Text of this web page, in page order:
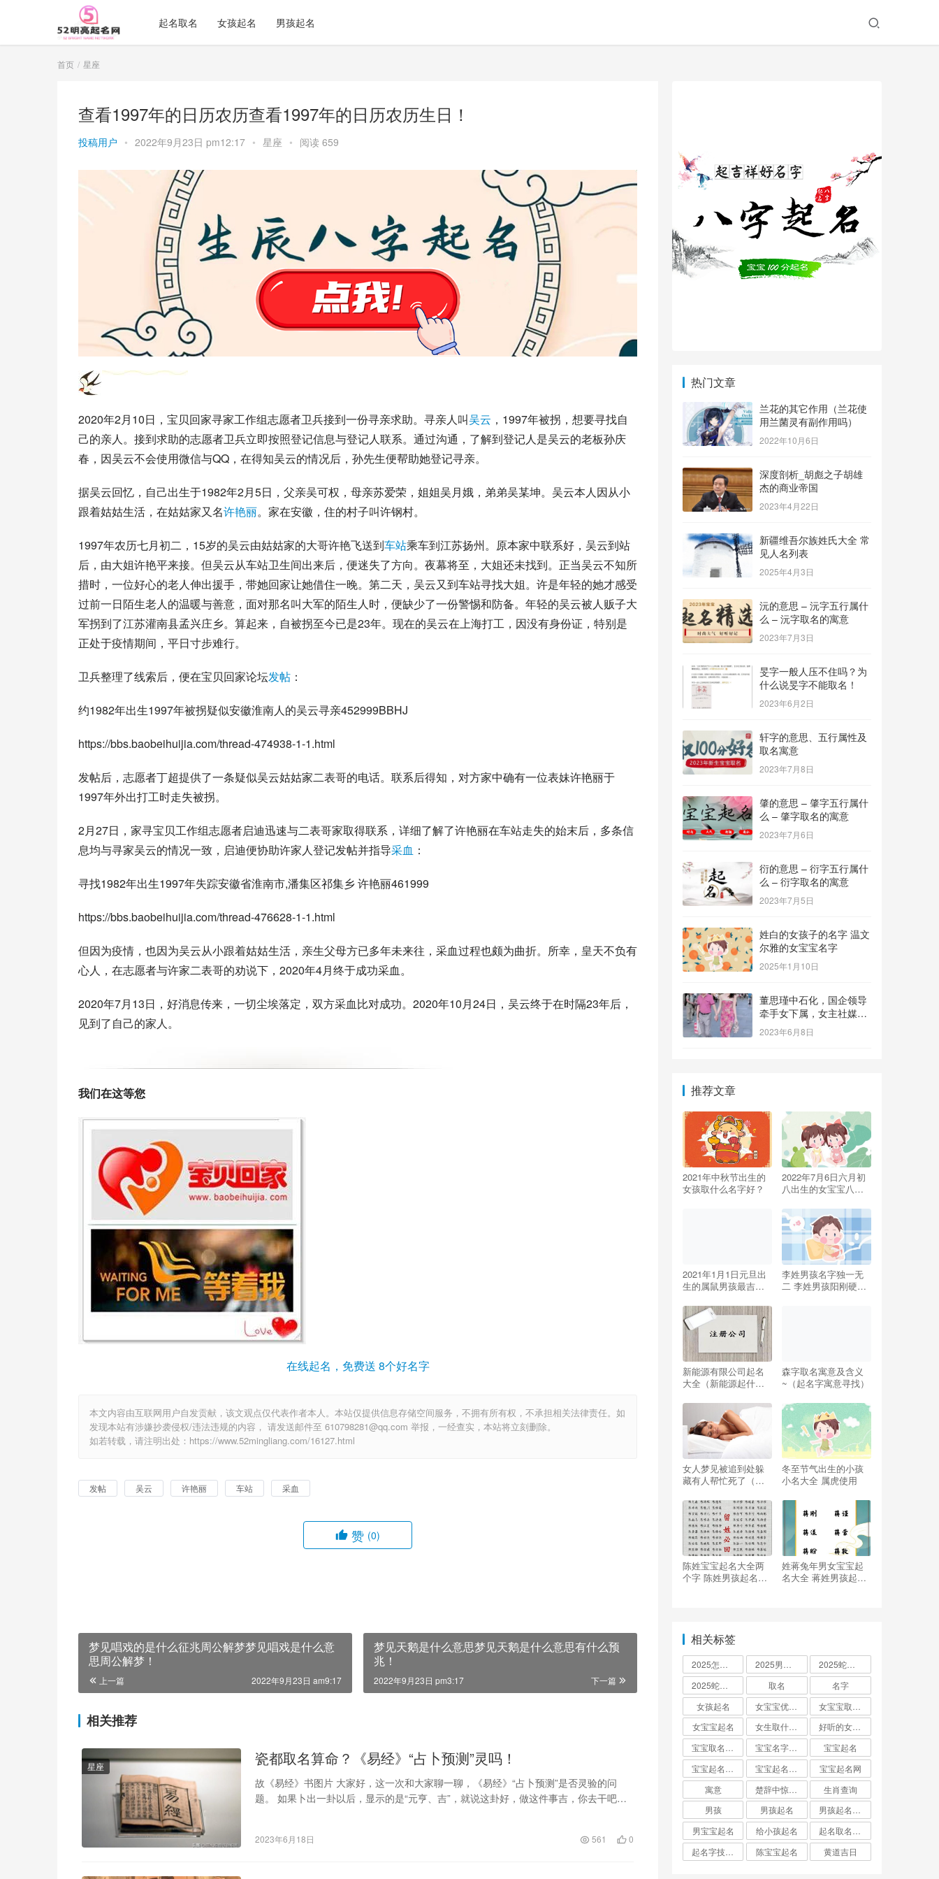
起名取名 女孩起名 男孩起名
首页 星座
查看1997年的日历农历查看1997年的日历农历生日！
投稿用户 • 2022年9月23日 pm12:17 • 星座 • 阅读 659
2020年2月10日， 宝贝回家寻家工作组志愿者卫兵接到一份寻亲求助。寻亲人叫吴云 ，1997年被拐，想要寻找自
己的亲人。接到求助的志愿者卫兵立即按照登记信息与登记人联系。通过沟通，了解到登记人是吴云的老板孙庆
春，因吴云不会使用微信与QQ ，在得知吴云的情况后，孙先生便帮助她登记寻亲。
据吴云回忆，自己出生于1982年2月5日，父亲吴可权，母亲苏爱荣，姐姐吴月娥，弟弟吴某坤。吴云本人因从小
跟着姑姑生活，在姑姑家又名许艳丽。家在安徽，住的村子叫许钢村。
1997年农历七月初二，15岁的吴云由姑姑家的大哥许艳飞送到车站乘车到江苏扬州。原本家中联系好，吴云到站
后，由大姐许艳平来接。但吴云从车站卫生间出来后，便迷失了方向。夜幕将至，大姐还未找到。正当吴云不知所
措时，一位好心的老人伸出援手，带她回家让她借住一晚。第二天，吴云又到车站寻找大姐。许是年轻的她才感受
过前一日陌生老人的温暖与善意，面对那名叫大军的陌生人时，便缺少了一份警惕和防备。年轻的吴云被人贩子大
军拐到了江苏灌南县孟兴庄乡。算起来，自被拐至今已是23年。现在的吴云在上海打工，因没有身份证，特别是
正处于疫情期间，平日寸步难行。
卫兵整理了线索后，便在宝贝回家论坛发帖 ：
约1982年出生1997年被拐疑似安徽淮南人的吴云寻亲452999BBHJ
https://bbs.baobeihuijia.com/thread-474938-1-1.html
发帖后，志愿者丁超提供了一条疑似吴云姑姑家二表哥的电话。联系后得知，对方家中确有一位表妹许艳丽于
1997年外出打工时走失被拐。
2月27日，家寻宝贝工作组志愿者启迪迅速与二表哥家取得联系，详细了解了许艳丽在车站走失的始末后，多条信
息均与寻家吴云的情况一致，启迪便协助许家人登记发帖并指导采血 ：
寻找1982年出生1997年失踪安徽省淮南市,潘集区祁集乡 许艳丽461999
https://bbs.baobeihuijia.com/thread-476628-1-1.html
但因为疫情，也因为吴云从小跟着姑姑生活，亲生父母方已多年未来往，采血过程也颇为曲折。所幸，皇天不负有
心人，在志愿者与许家二表哥的劝说下，2020年4月终于成功采血。
2020年7月13日，好消息传来，一切尘埃落定，双方采血比对成功。2020年10月24日，吴云终于在时隔23年后，
见到了自己的家人。
我们在这等您
在线起名，免费送 8个好名字
本文内容由互联网用户自发贡献，该文观点仅代表作者本人。本站仅提供信息存储空间服务，不拥有所有权，不承担相关法律责任。如
发现本站有涉嫌抄袭侵权/违法违规的内容， 请发送邮件至 610798281@qq.com 举报，一经查实，本站将立刻删除。
如若转载，请注明出处：https://www.52mingliang.com/16127.html
发帖 吴云 许艳丽 车站 采血
赞 (0)
梦见唱戏的是什么征兆周公解梦梦见唱戏是什么意
思周公解梦！
上一篇 2022年9月23日 am9:17
梦见天鹅是什么意思梦见天鹅是什么意思有什么预
兆！
下一篇
2022年9月23日 pm3:17
相关推荐
星座 瓷都取名算命？《易经》“占卜预测”灵吗！
故《易经》书图片 大家好，这一次和大家聊一聊，《易经》“占卜预测”是否灵验的问
题。 如果卜出一卦以后，显示的是“元亨、吉”，就说这卦好，做这件事吉，你去干吧！
2023年6月18日 561 0
热门文章
兰花的其它作用（兰花使
用兰菌灵有副作用吗）
2022年10月6日
深度剖析_胡彪之子胡雄
杰的商业帝国
2023年4月22日
新疆维吾尔族姓氏大全 常
见人名列表
2025年4月3日
沅的意思 – 沅字五行属什
么 – 沅字取名的寓意
2023年7月3日
旻字一般人压不住吗？为
什么说旻字不能取名！
2023年6月2日
轩字的意思、五行属性及
取名寓意
2023年7月8日
肇的意思 – 肇字五行属什
么 – 肇字取名的寓意
2023年7月6日
衍的意思 – 衍字五行属什
么 – 衍字取名的寓意
2023年7月5日
姓白的女孩子的名字 温文
尔雅的女宝宝名字
2025年1月10日
董思瑾中石化，国企领导
牵手女下属，女主社媒晒
钻戒，奢侈品众多还要买
保险箱
2023年6月8日
推荐文章
2021年中秋节出生的
女孩取什么名字好？
2022年7月6日六月初
八出生的女宝宝八字
2021年1月1日元旦出
生的属鼠男孩最吉利
李姓男孩名字独一无
二 李姓男孩阳刚硬气
新能源有限公司起名
大全（新能源起什么
森字取名寓意及含义
~（起名字寓意寻找）
女人梦见被追到处躲
藏有人帮忙死了（女
有人帮忙但最后还是
被发现）
冬至节气出生的小孩
小名大全 属虎使用
陈姓宝宝起名大全两
个字 陈姓男孩起名洋
姓蒋兔年男女宝宝起
名大全 蒋姓男孩起名
相关标签
取名
名字
女孩起名
女宝宝起名
宝宝起名
宝宝起名网
寓意
生肖查询
男孩
男孩起名
男宝宝起名
给小孩起名
陈宝宝起名 黄道吉日